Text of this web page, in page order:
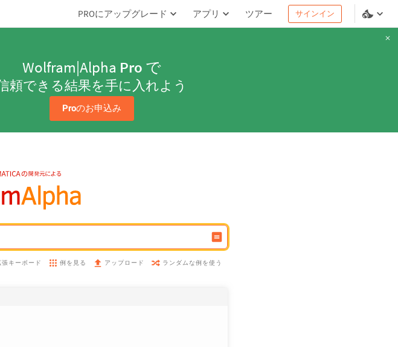
PROにアップグレード アプリ ツアー サインイン
Wolfram|Alpha Pro で
頼できる結果を手に入れよう
Proのお申込み
張キーボード 例を見る アップロード ランダムな例を使う